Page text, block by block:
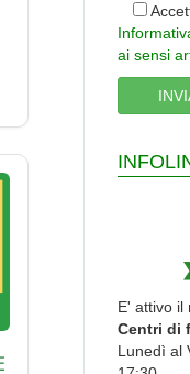
ai sensi
E' attivo il
Centri di
Lunedì al